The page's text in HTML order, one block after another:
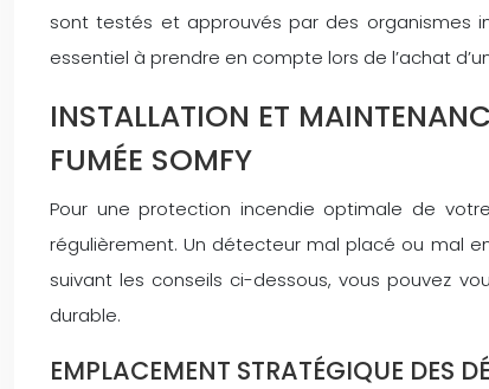
sont testés et approuvés par des organismes
essentiel à prendre en compte lors de l’achat
INSTALLATION ET
FUMÉE SOMFY
Pour une protection incendie optimale de
régulièrement. Un détecteur mal placé ou mal
suivant les conseils ci-dessous, vous pouvez
durable.
EMPLACEMENT STRATÉGIQUE DES